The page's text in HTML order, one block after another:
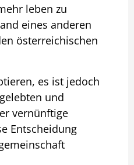
leben zu
eines anderen
österreichischen
es ist jedoch
und
vernünftige
Entscheidung